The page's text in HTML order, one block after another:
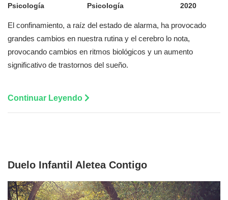
Psicología
Psicología
2020
El confinamiento, a raíz del estado de alarma, ha provocado
grandes cambios en nuestra rutina y el cerebro lo nota,
provocando cambios en ritmos biológicos y un aumento
significativo de trastornos del sueño.
Continuar Leyendo
Duelo Infantil Aletea Contigo